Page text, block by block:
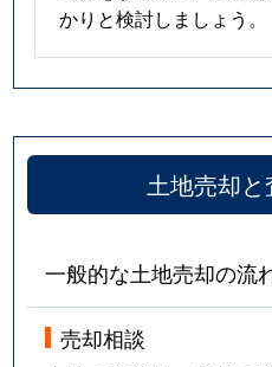
かりと検討しましょう。
土地売却
一般的な土地売却の流
売却相談